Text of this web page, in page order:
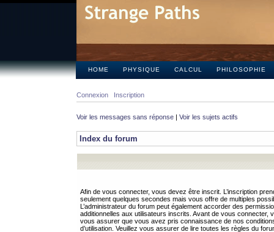
HOME PHYSIQUE CALCUL PHILOSOPHIE
Connexion Inscription
Voir les messages sans réponse | Voir les sujets actifs
Index du forum
Afin de vous connecter, vous devez être inscrit. L’inscription
seulement quelques secondes mais vous offre de multiples
L’administrateur du forum peut également accorder des
additionnelles aux utilisateurs inscrits. Avant de vous connecter,
vous assurer que vous avez pris connaissance de nos
d’utilisation. Veuillez vous assurer de lire toutes les règles du